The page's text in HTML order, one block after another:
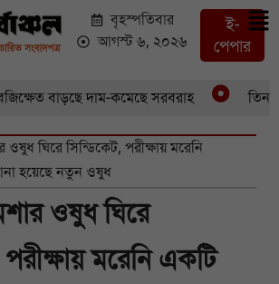
বৃহস্পতিবার
আগস্ট ৬, ২০২৬
ই-
পেপার
বাড়ছে দাম-কমেছে সরবরাহ তিন মাস
ঘিরে সিন্ডিকেট, পরীক্ষায় মরেনি
হয়েছে নতুন ওষুধ
ওষুধ ঘিরে
মরেনি একটি